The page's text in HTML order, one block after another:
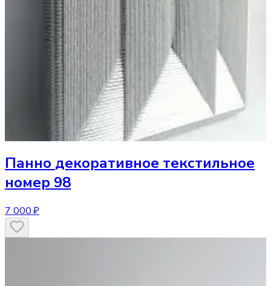
Панно декоративное текстильное
номер 98
7 000 ₽